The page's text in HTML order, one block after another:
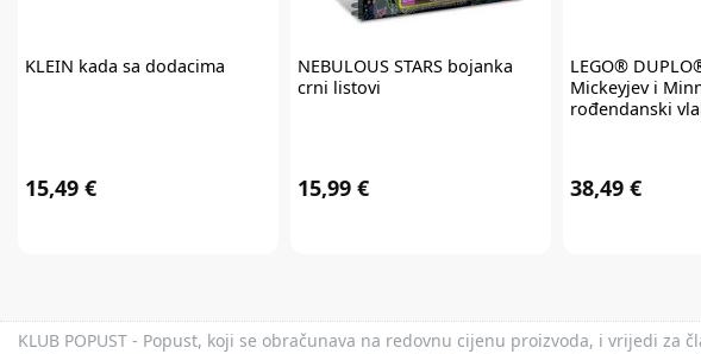
KLEIN kada sa dodacima
15,49 €
NEBULOUS STARSbojanka
crni listovi
15,99 €
LEGO®
Mickeyjev i
rođendanski
38,49 €
KLUB POPUST - Popust, koji se obračunava na redovnu cijenu proizvoda, i vrijedi